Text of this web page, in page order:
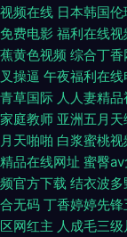
碰碰碰 97视频在线观
欧美男男资源 91最新
传媒精品入口免费 在
裸舞表演WWWW 超
慰 黄色无码高清 影
视频在线 日本韩国
免费电影 福利在线视
蕉黄色视频 综合丁香
叉操逼 午夜福利在线
青草国际 人人妻精品
家庭教师 亚洲五月天
月天啪啪 白浆蜜桃视
精品在线网址 蜜臀
频官方下载 结衣波多
合无码 丁香婷婷先锋
区网红主 人成毛三